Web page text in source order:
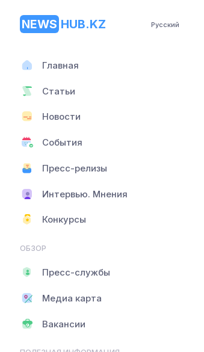
NEWS HUB.KZ Русский
Главная
Статьи
Новости
События
Пресс-релизы
Интервью. Мнения
Конкурсы
ОБЗОР
Пресс-службы
Медиа карта
Вакансии